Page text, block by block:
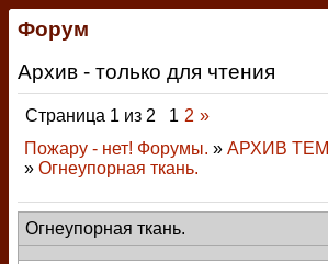
Форум
Архив - только для чтения
Страница 1 из 2 1 2 »
Пожару - нет! Форумы. » АРХИВ ТЕМ
» Огнеупорная ткань.
Огнеупорная ткань.